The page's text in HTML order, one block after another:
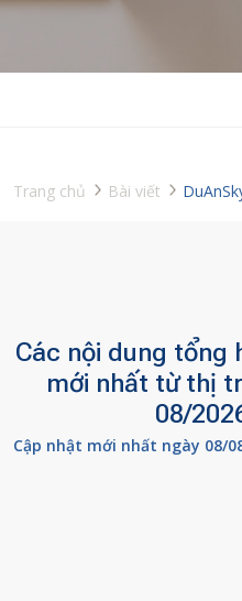
Trang chủ Bài viết
Các nội dung tổng
mới nhất từ thị
08/
Cập nhật mới nhất ngày 08/